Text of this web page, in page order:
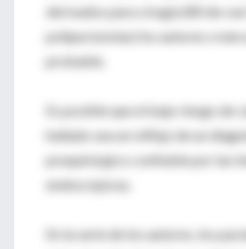
derivados para cirugía (80 de casi
polipectomías) los autores creen
probable.
Es posible que el bajo riesgo de
hallado sea un reflejo de un
prequirúrgico confiable por las
endoscópicas.
En la serie de los autores, los